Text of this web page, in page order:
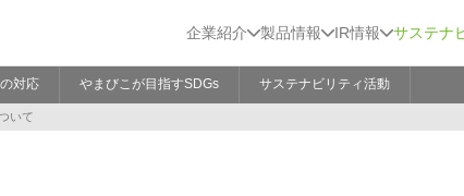
企業紹介 製品情報 IR情報 サステナ
対応 やまびこが目指すSDGs サステナビリティ活動
いて